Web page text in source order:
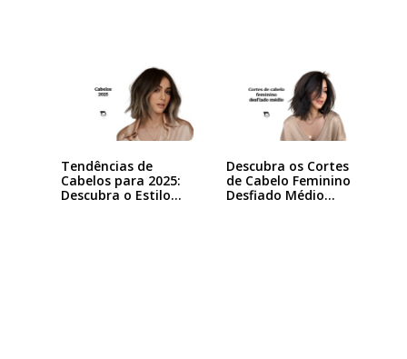
Tendências de
Cabelos para 2025:
Descubra o Estilo…
Descubra os Cortes
de Cabelo Feminino
Desfiado Médio…